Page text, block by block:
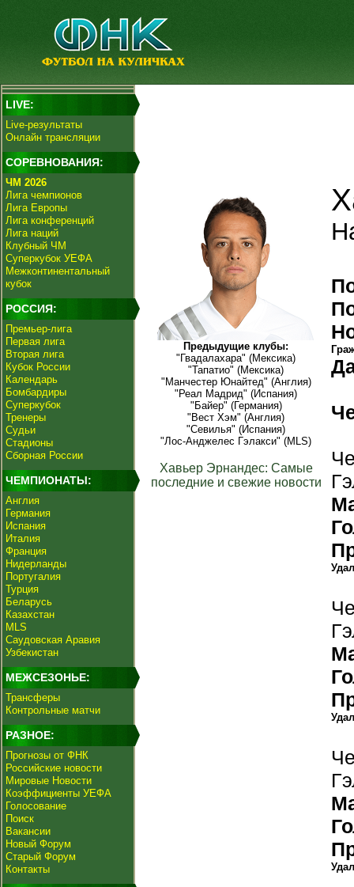
LIVE:
Live-результаты
Онлайн трансляции
СОРЕВНОВАНИЯ:
ЧМ 2026
Лига чемпионов
Лига Европы
Лига конференций
Лига наций
Клубный ЧМ
Суперкубок УЕФА
Межконтинентальный
кубок
РОССИЯ:
Премьер-лига
Первая лига
Вторая лига
Кубок России
Календарь
Бомбардиры
Суперкубок
Тренеры
Судьи
Стадионы
Сборная России
ЧЕМПИОНАТЫ:
Англия
Германия
Испания
Италия
Франция
Нидерланды
Португалия
Турция
Беларусь
Казахстан
MLS
Саудовская Аравия
Узбекистан
МЕЖСЕЗОНЬЕ:
Трансферы
Контрольные матчи
РАЗНОЕ:
Прогнозы от ФНК
Российские новости
Мировые Новости
Коэффициенты УЕФА
Голосование
Поиск
Вакансии
Новый Форум
Старый Форум
Контакты
Предыдущие клубы:
"Гвадалахара" (Мексика)
"Тапатио" (Мексика)
"Манчестер Юнайтед" (Англия)
"Реал Мадрид" (Испания)
"Байер" (Германия)
"Вест Хэм" (Англия)
"Севилья" (Испания)
"Лос-Анджелес Гэлакси" (MLS)
Хавьер Эрнандес: Самые
последние и свежие новости